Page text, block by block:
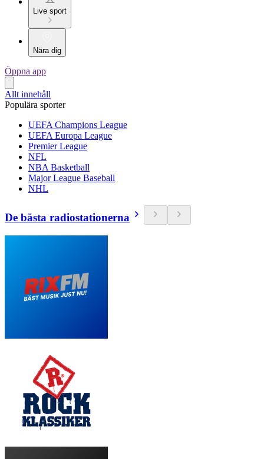
Live sport
Nära dig
Öppna app
Allt innehåll
Populära sporter
UEFA Champions League
UEFA Europa League
Premier League
NFL
NBA Basketball
Major League Baseball
NHL
De bästa radiostationerna